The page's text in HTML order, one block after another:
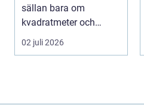
sällan bara om
kvadratmeter och
adress. Om...
02 juli 2026